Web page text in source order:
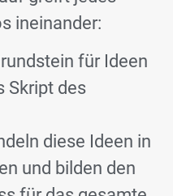
ineinander:
für Ideen
Skript des
diese Ideen in
und bilden den